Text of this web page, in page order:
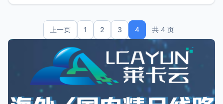
上一页 1 2 3 4 共 4 页